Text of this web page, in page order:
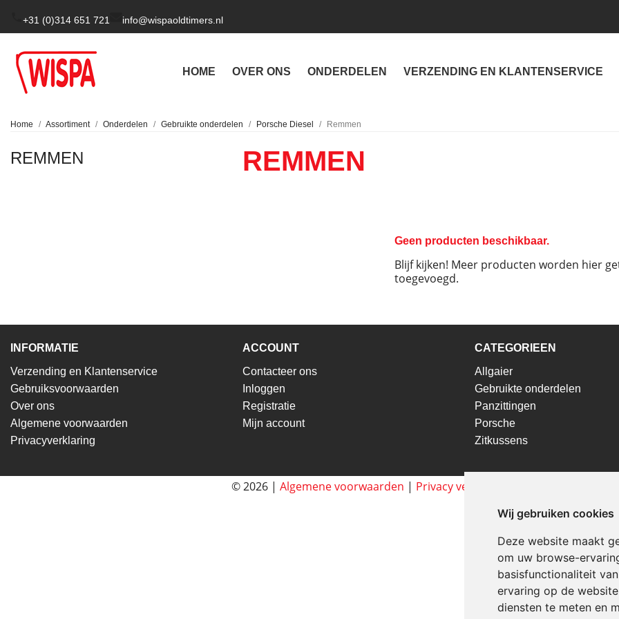
Wij gebruiken cookies
Deze website maakt
om uw browse-
basisfunctionaliteit
ervaring op de
diensten te meten en
+31 (0)314 651 721 info@wispaoldtimers.nl
HOME OVER ONS ONDERDELEN VERZENDING EN KLANTENSERVICE
Home Assortiment Onderdelen Gebruikte onderdelen Porsche Diesel Remmen
REMMEN REMMEN
Geen producten beschikbaar.
Blijf kijken! Meer producten worden hier
toegevoegd.
INFORMATIE
Verzending en Klantenservice
Gebruiksvoorwaarden
Over ons
Algemene voorwaarden
Privacyverklaring
ACCOUNT
Contacteer ons
Inloggen
Registratie
Mijn account
CATEGORIEEN
Allgaier
Gebruikte onderdelen
Panzittingen
Porsche
Zitkussens
© 2026 | Algemene voorwaarden | Privacy verklaring